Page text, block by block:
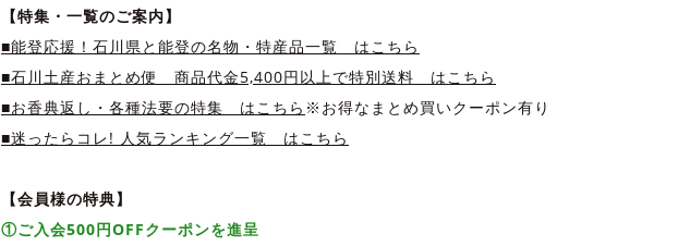
【特集・一覧のご案内】
■能登応援！石川県と能登の名物・特産品一覧 はこちら
■石川土産おまとめ便 商品代金5,400円以上で特別送料 はこちら
■お香典返し・各種法要の特集 はこちら ※お得なまとめ買いクーポン有り
■迷ったらコレ! 人気ランキング一覧 はこちら
【会員様の特典】
①ご入会500円OFFクーポンを進呈